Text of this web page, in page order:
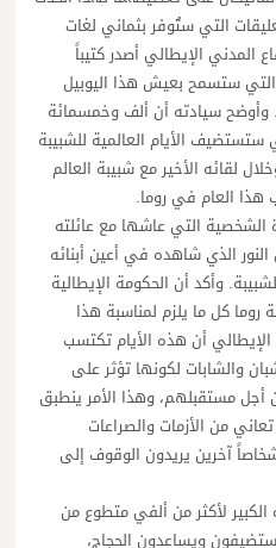
التي ستُوفر بثماني لغات
المدني الإيطالي أصدر كتيباً
ستسمح بعيش هذا اليوبيل
وأوضح سيادته أن ألف وخمسمائة
ستستضيف الأيام العالمية للشبيبة
لقائه الأخير مع شبيبة العالم
هذا العام في روما.
الشخصية التي عاشها مع عائلته
الذي شاهده في أعين أبنائه
وأكد أن الحكومة الإيطالية
كل ما يلزم لمناسبة هذا
أن هذه الأيام تكتسب
والشابات لكونها تؤثر على
أجل مستقبلهم، وهذا الأمر ينطبق
من الأزمات والصراعات
آخرين يريدون الوقوف إلى
الكبير لأكثر من ألفي متطوع من
ويساعدون الحجاج،